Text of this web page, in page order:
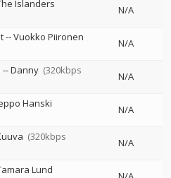
Islanders
N/A
--Vuokko Piironen
N/A
--Danny (320kbps
N/A
Hanski
N/A
(320kbps
N/A
Lund